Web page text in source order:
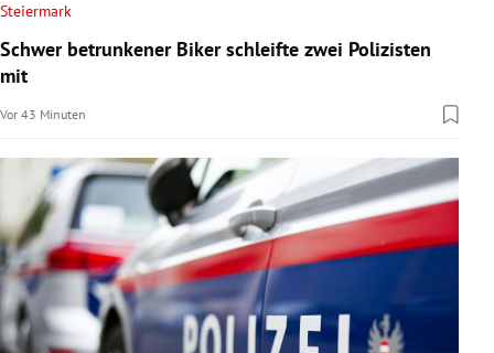
Untermenü
Untermenü
Untermenü
Untermenü
Untermenü
Untermenü
Untermenü
Steiermark
Schwer betrunkener Biker schleifte zwei Polizisten
mit
Vor 43 Minuten